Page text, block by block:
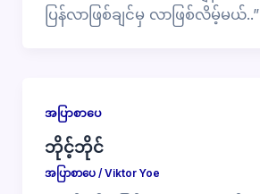
ပြန်လာဖြစ်ချင်မှ လာဖြစ်လိမ့်မယ်..”
အပြာစာပေ
ဘိုင့်ဘိုင်
အပြာစာပေ/Viktor Yoe